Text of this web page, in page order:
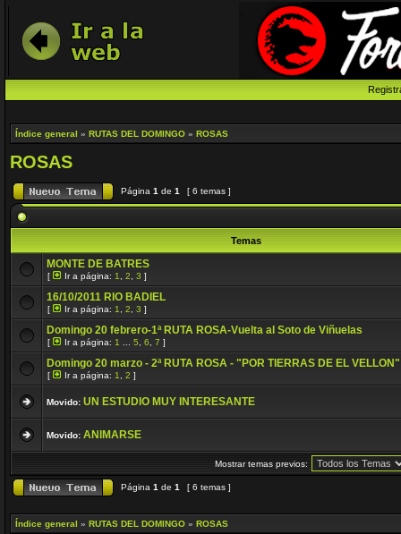
Índice general » RUTAS DEL DOMINGO » ROSAS
ROSAS
Página 1 de 1 [ 6 temas ]
Temas
MONTE DE BATRES
[ Ir a página: 1 2 3 ]
16/10/2011 RIO BADIEL
[ Ir a página: 1 2 3 ]
Domingo 20 febrero-1ª RUTA ROSA-Vuelta al Soto de Viñuelas
[ Ir a página: 1 5 6 7 ]
Domingo 20 marzo - 2ª RUTA ROSA - "POR TIERRAS DE EL VELLON"
[ Ir a página: 1 2 ]
Movido: UN ESTUDIO MUY INTERESANTE
Movido: ANIMARSE
Mostrar temas previos:
Página 1 de 1 [ 6 temas ]
Índice general » RUTAS DEL DOMINGO » ROSAS